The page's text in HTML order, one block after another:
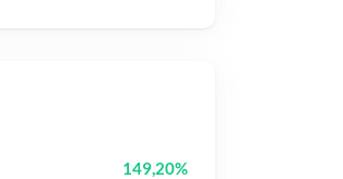
149,20%